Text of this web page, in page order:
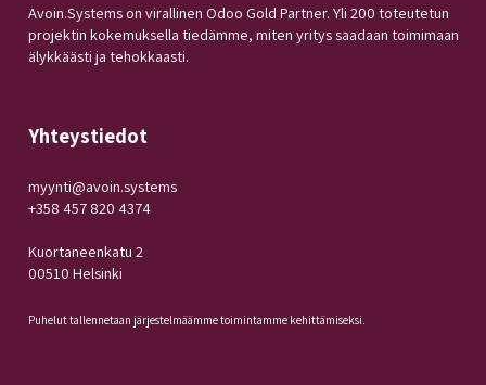
Avoin.Systems on virallinen Odoo Gold Partner. Yli 200 toteutetun
projektin kokemuksella tiedämme, miten yritys saadaan toimimaan
älykkäästi ja tehokkaasti.
Yhteystiedot
myynti@avoin.systems
+358 457 820 4374
Kuortaneenkatu 2
00510 Helsinki
Puhelut tallennetaan järjestelmäämme toimintamme kehittämiseksi.